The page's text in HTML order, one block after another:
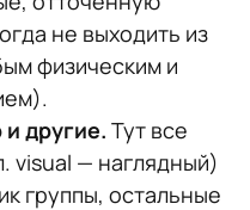
не выходить из
физическим и
другие. Тут все
visual — наглядный)
группы, остальные